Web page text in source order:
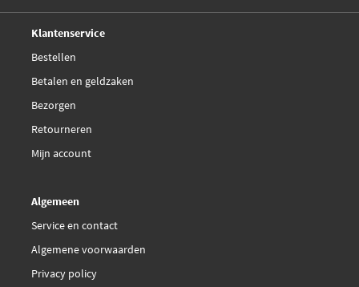
Klantenservice
Bestellen
Betalen en geldzaken
Bezorgen
Retourneren
Mijn account
Algemeen
Service en contact
Algemene voorwaarden
Privacy policy